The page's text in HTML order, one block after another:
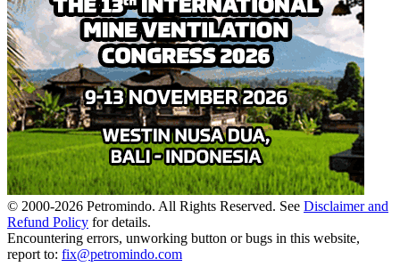
© 2000-2026 Petromindo. All Rights Reserved. See Disclaimer and
Refund Policy for details.
Encountering errors, unworking button or bugs in this website,
report to: fix@petromindo.com